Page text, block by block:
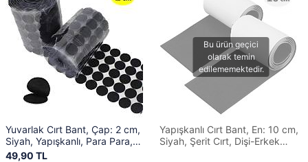
Yuvarlak Cırt Bant, Çap: 2 cm,
Siyah, Yapışkanlı, Para Para,
Dişi-Erkek Takım, Cırt Cırtlı Bant
49,90 TL
Yapışkanlı Cırt Bant, En: 10 cm,
Siyah, Şerit Cırt, Dişi-Erkek